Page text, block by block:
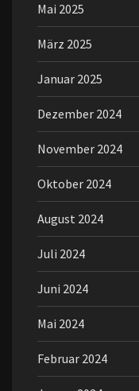
Mai 2025
März 2025
Januar 2025
Dezember 2024
November 2024
Oktober 2024
August 2024
Juli 2024
Juni 2024
Mai 2024
Februar 2024